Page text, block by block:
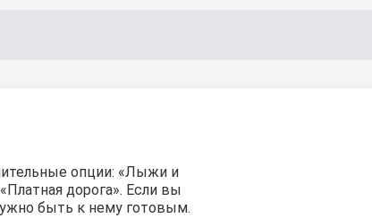
опции: «Лыжи и
дорога». Если вы
быть к нему готовым.